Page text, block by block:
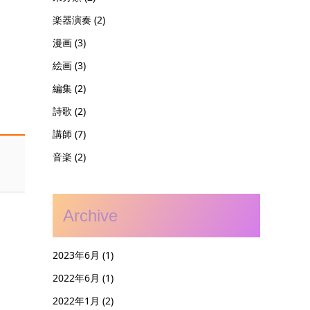
楽器演奏 (2)
漫画 (3)
絵画 (3)
編集 (2)
詩歌 (2)
講師 (7)
音楽 (2)
Archive
2023年6月 (1)
2022年6月 (1)
2022年1月 (2)